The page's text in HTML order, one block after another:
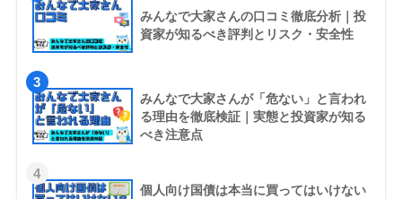
みんなで大家さんの口コミ徹底分析｜投
資家が知るべき評判とリスク・安全性
3
みんなで大家さんが「危ない」と言われ
る理由を徹底検証｜実態と投資家が知る
べき注意点
4
個人向け国債は本当に買ってはいけない